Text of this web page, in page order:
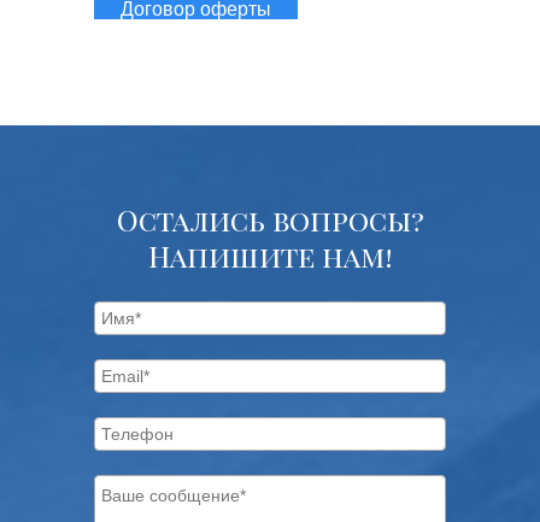
Договор оферты
Остались вопросы?
Напишите нам!